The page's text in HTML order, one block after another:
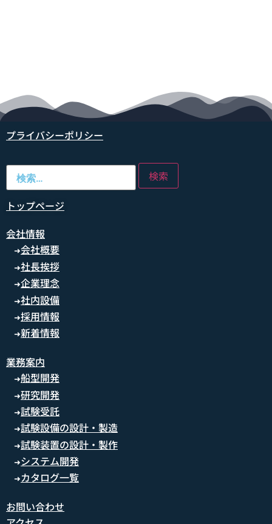
プライバシーポリシー
トップページ
会社情報
➜会社概要
➜社長挨拶
➜企業理念
➜社内設備
➜採用情報
➜新着情報
業務案内
➜船型開発
➜研究開発
➜試験受託
➜試験設備の設計・製造
➜試験装置の設計・製作
➜システム開発
➜カタログ一覧
お問い合わせ